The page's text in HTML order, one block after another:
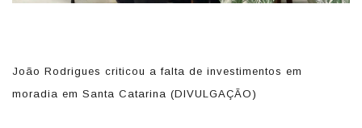
João Rodrigues criticou a falta de investimentos em
moradia em Santa Catarina (DIVULGAÇÃO)